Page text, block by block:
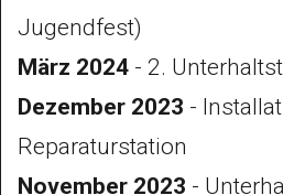
Generationen verbindet.
Die Nutzung des Tracks
Mass an Konzentration.
dass die Nutzung
Jugendfest)
März 2024 - 2.
Dezember 2023 -
Reparaturstation
November 2023 -